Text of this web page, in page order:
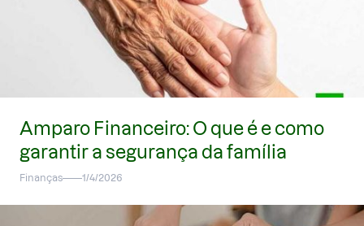
Amparo Financeiro: O que é e como
garantir a segurança da família
Finanças 1/4/2026